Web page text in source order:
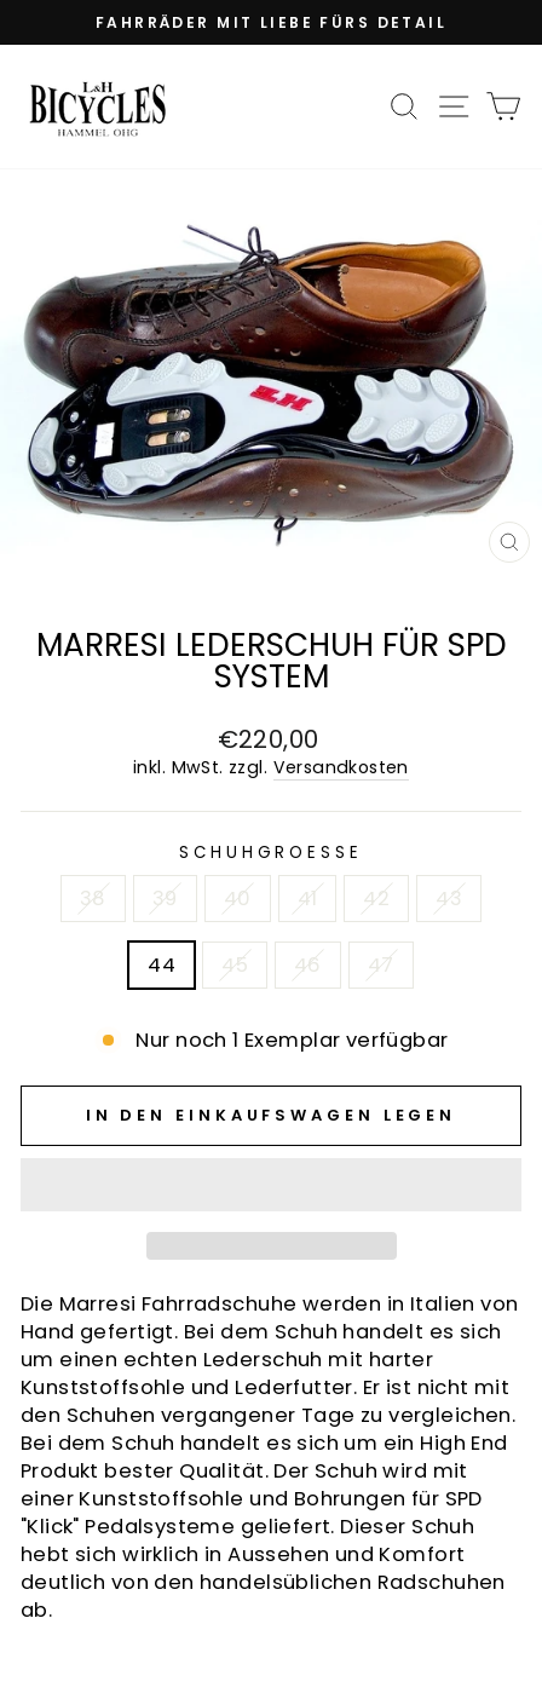
zum
Pause
FAHRRÄDER MIT LIEBE FÜRS DETAIL
SUCHE
MARRESI LEDERSCHUH FÜR SPD
SYSTEM
Normaler
Preis
€220,00
inkl. MwSt. zzgl. Versandkosten
SCHUHGROESSE
38 39 40 41 42 43
44 45 46 47
Nur noch 1 Exemplar verfügbar
IN DEN EINKAUFSWAGEN LEGEN
Die Marresi Fahrradschuhe werden in Italien von
Hand gefertigt. Bei dem Schuh handelt es sich
um einen echten Lederschuh mit harter
Kunststoffsohle und Lederfutter. Er ist nicht mit
den Schuhen vergangener Tage zu vergleichen.
Bei dem Schuh handelt es sich um ein High End
Produkt bester Qualität. Der Schuh wird mit
einer Kunststoffsohle und Bohrungen für SPD
"Klick" Pedalsysteme geliefert. Dieser Schuh
hebt sich wirklich in Aussehen und Komfort
deutlich von den handelsüblichen Radschuhen
ab.